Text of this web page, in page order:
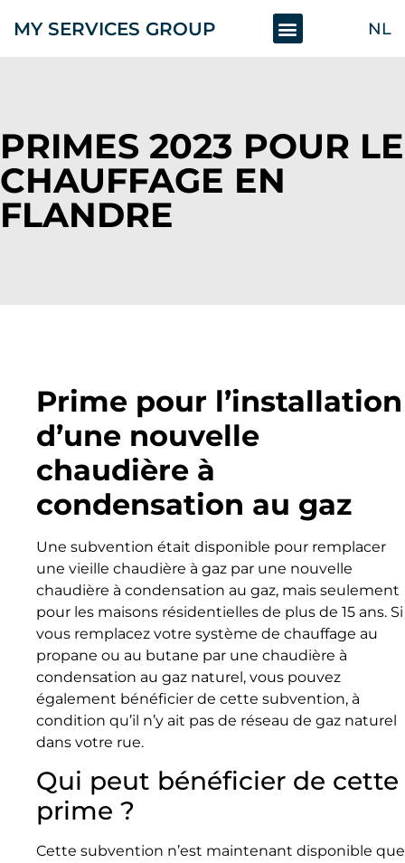
MY SERVICES GROUP NL
PRIMES 2023 POUR LE
CHAUFFAGE EN
FLANDRE
Prime pour l’installation
d’une nouvelle
chaudière à
condensation au gaz
Une subvention était disponible pour remplacer
une vieille chaudière à gaz par une nouvelle
chaudière à condensation au gaz, mais seulement
pour les maisons résidentielles de plus de 15 ans. Si
vous remplacez votre système de chauffage au
propane ou au butane par une chaudière à
condensation au gaz naturel, vous pouvez
également bénéficier de cette subvention, à
condition qu’il n’y ait pas de réseau de gaz naturel
dans votre rue.
Qui peut bénéficier de cette
prime ?
Cette subvention n’est maintenant disponible que